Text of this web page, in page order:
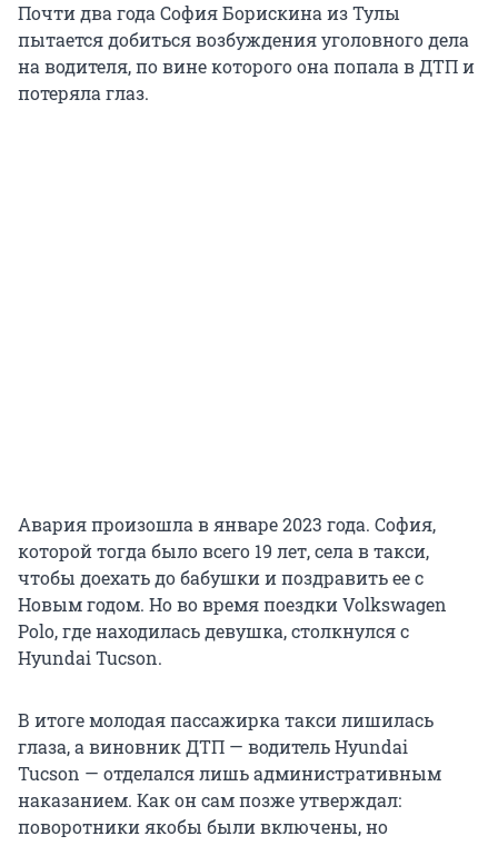
Почти два года София Борискина из Тулы
пытается добиться возбуждения уголовного дела
на водителя, по вине которого она попала в ДТП и
потеряла глаз.
Авария произошла в январе 2023 года. София,
которой тогда было всего 19 лет, села в такси,
чтобы доехать до бабушки и поздравить ее с
Новым годом. Но во время поездки Volkswagen
Polo, где находилась девушка, столкнулся с
Hyundai Tucson.
В итоге молодая пассажирка такси лишилась
глаза, а виновник ДТП — водитель Hyundai
Tucson — отделался лишь административным
наказанием. Как он сам позже утверждал:
поворотники якобы были включены, но